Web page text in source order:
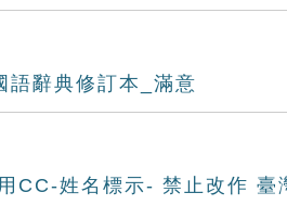
語辭典修訂本_滿意
CC-姓名標示- 禁止改作 臺